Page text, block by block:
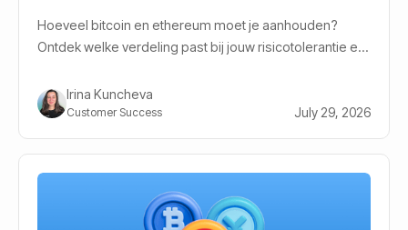
Hoeveel bitcoin en ethereum moet je aanhouden?
Ontdek welke verdeling past bij jouw risicotolerantie en
Irina Kuncheva
Customer Success July 29, 2026